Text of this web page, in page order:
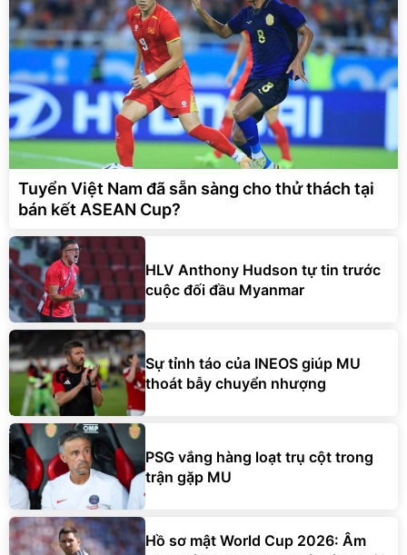
Tuyển Việt Nam đã sẵn sàng cho thử thách tại
bán kết ASEAN Cup?
HLV Anthony Hudson tự tin trước
cuộc đối đầu Myanmar
Sự tỉnh táo của INEOS giúp MU
thoát bẫy chuyển nhượng
PSG vắng hàng loạt trụ cột trong
trận gặp MU
Hồ sơ mật World Cup 2026: Âm